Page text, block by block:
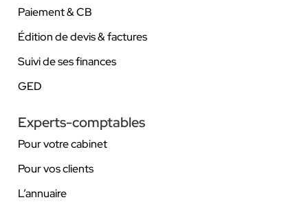
Paiement & CB
Édition de devis & factures
Suivi de ses finances
GED
Experts-comptables
Pour votre cabinet
Pour vos clients
L’annuaire